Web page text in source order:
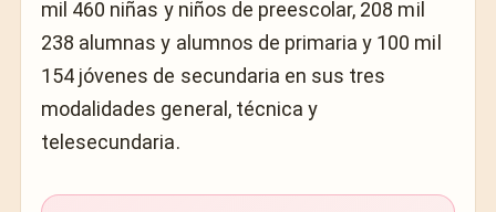
mil 460 niñas y niños de preescolar, 208 mil
238 alumnas y alumnos de primaria y 100 mil
154 jóvenes de secundaria en sus tres
modalidades general, técnica y
telesecundaria.